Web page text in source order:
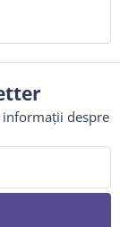
informații despre